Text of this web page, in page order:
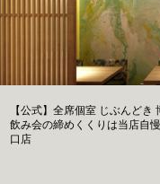
【公式】全席個室 じぶんどき
飲み会の締めくくりは当店自
口店